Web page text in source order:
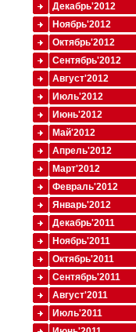
Декабрь'2012
Ноябрь'2012
Октябрь'2012
Сентябрь'2012
Август'2012
Июль'2012
Июнь'2012
Май'2012
Апрель'2012
Март'2012
Февраль'2012
Январь'2012
Декабрь'2011
Ноябрь'2011
Октябрь'2011
Сентябрь'2011
Август'2011
Июль'2011